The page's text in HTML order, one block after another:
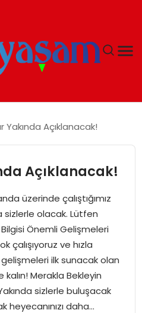
Yakında Açıklanacak!
Açıklanacak!
üzerinde çalıştığımız
sizlerle olacak. Lütfen
Önemli Gelişmeleri
çalışıyoruz ve hızla
ilk sunacak olan
Merakla Bekleyin
sizlerle buluşacak
heyecanınızı daha…